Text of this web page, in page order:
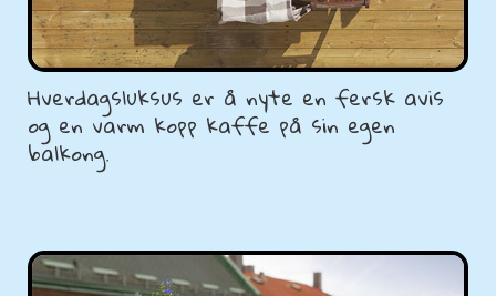
Hverdagsluksus er å nyte en fersk avis
og en varm kopp kaffe på sin egen
balkong.